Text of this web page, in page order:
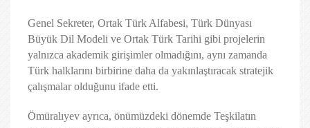
Genel Sekreter, Ortak Türk Alfabesi, Türk Dünyası
Büyük Dil Modeli ve Ortak Türk Tarihi gibi projelerin
yalnızca akademik girişimler olmadığını, aynı zamanda
Türk halklarını birbirine daha da yakınlaştıracak stratejik
çalışmalar olduğunu ifade etti.
Ömüralıyev ayrıca, önümüzdeki dönemde Teşkilatın